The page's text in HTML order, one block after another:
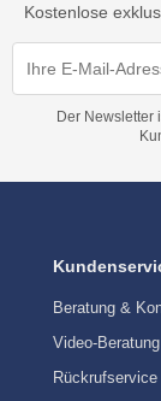
Kostenlose
Der Newsletter
Beratung &
Video-Beratung